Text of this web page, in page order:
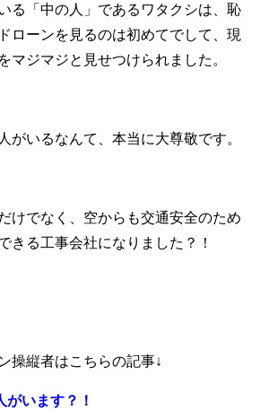
る「中の人」であるワタクシは、恥
ローンを見るのは初めてでして、現
マジマジと見せつけられました。
がいるなんて、本当に大尊敬です。
けでなく、空からも交通安全のため
きる工事会社になりました？！
操縦者はこちらの記事↓
がいます？！